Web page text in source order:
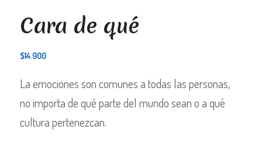
Cara de qué
$14.900
La emociones son comunes a todas las personas,
no importa de qué parte del mundo sean o a qué
cultura pertenezcan.